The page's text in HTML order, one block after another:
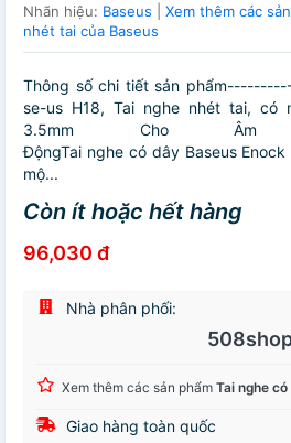
Nhãn hiệu: Baseus
Xem thêm các
nhét tai của Baseus
Thông số chi tiết sản
se-us H18, Tai nghe nhét tai, có
3.5mm Cho Âm
ĐộngTai nghe có dây Baseus Enock
mộ...
Còn ít hoặc hết hàng
96,030 đ
Nhà phân phối:
Xem thêm các sản phẩm Tai nghe
Giao hàng toàn quốc